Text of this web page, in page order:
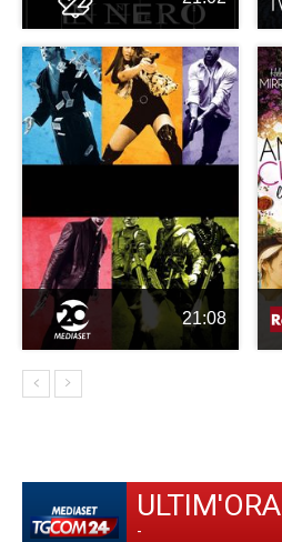
21:08
ULTIM'ORA
-